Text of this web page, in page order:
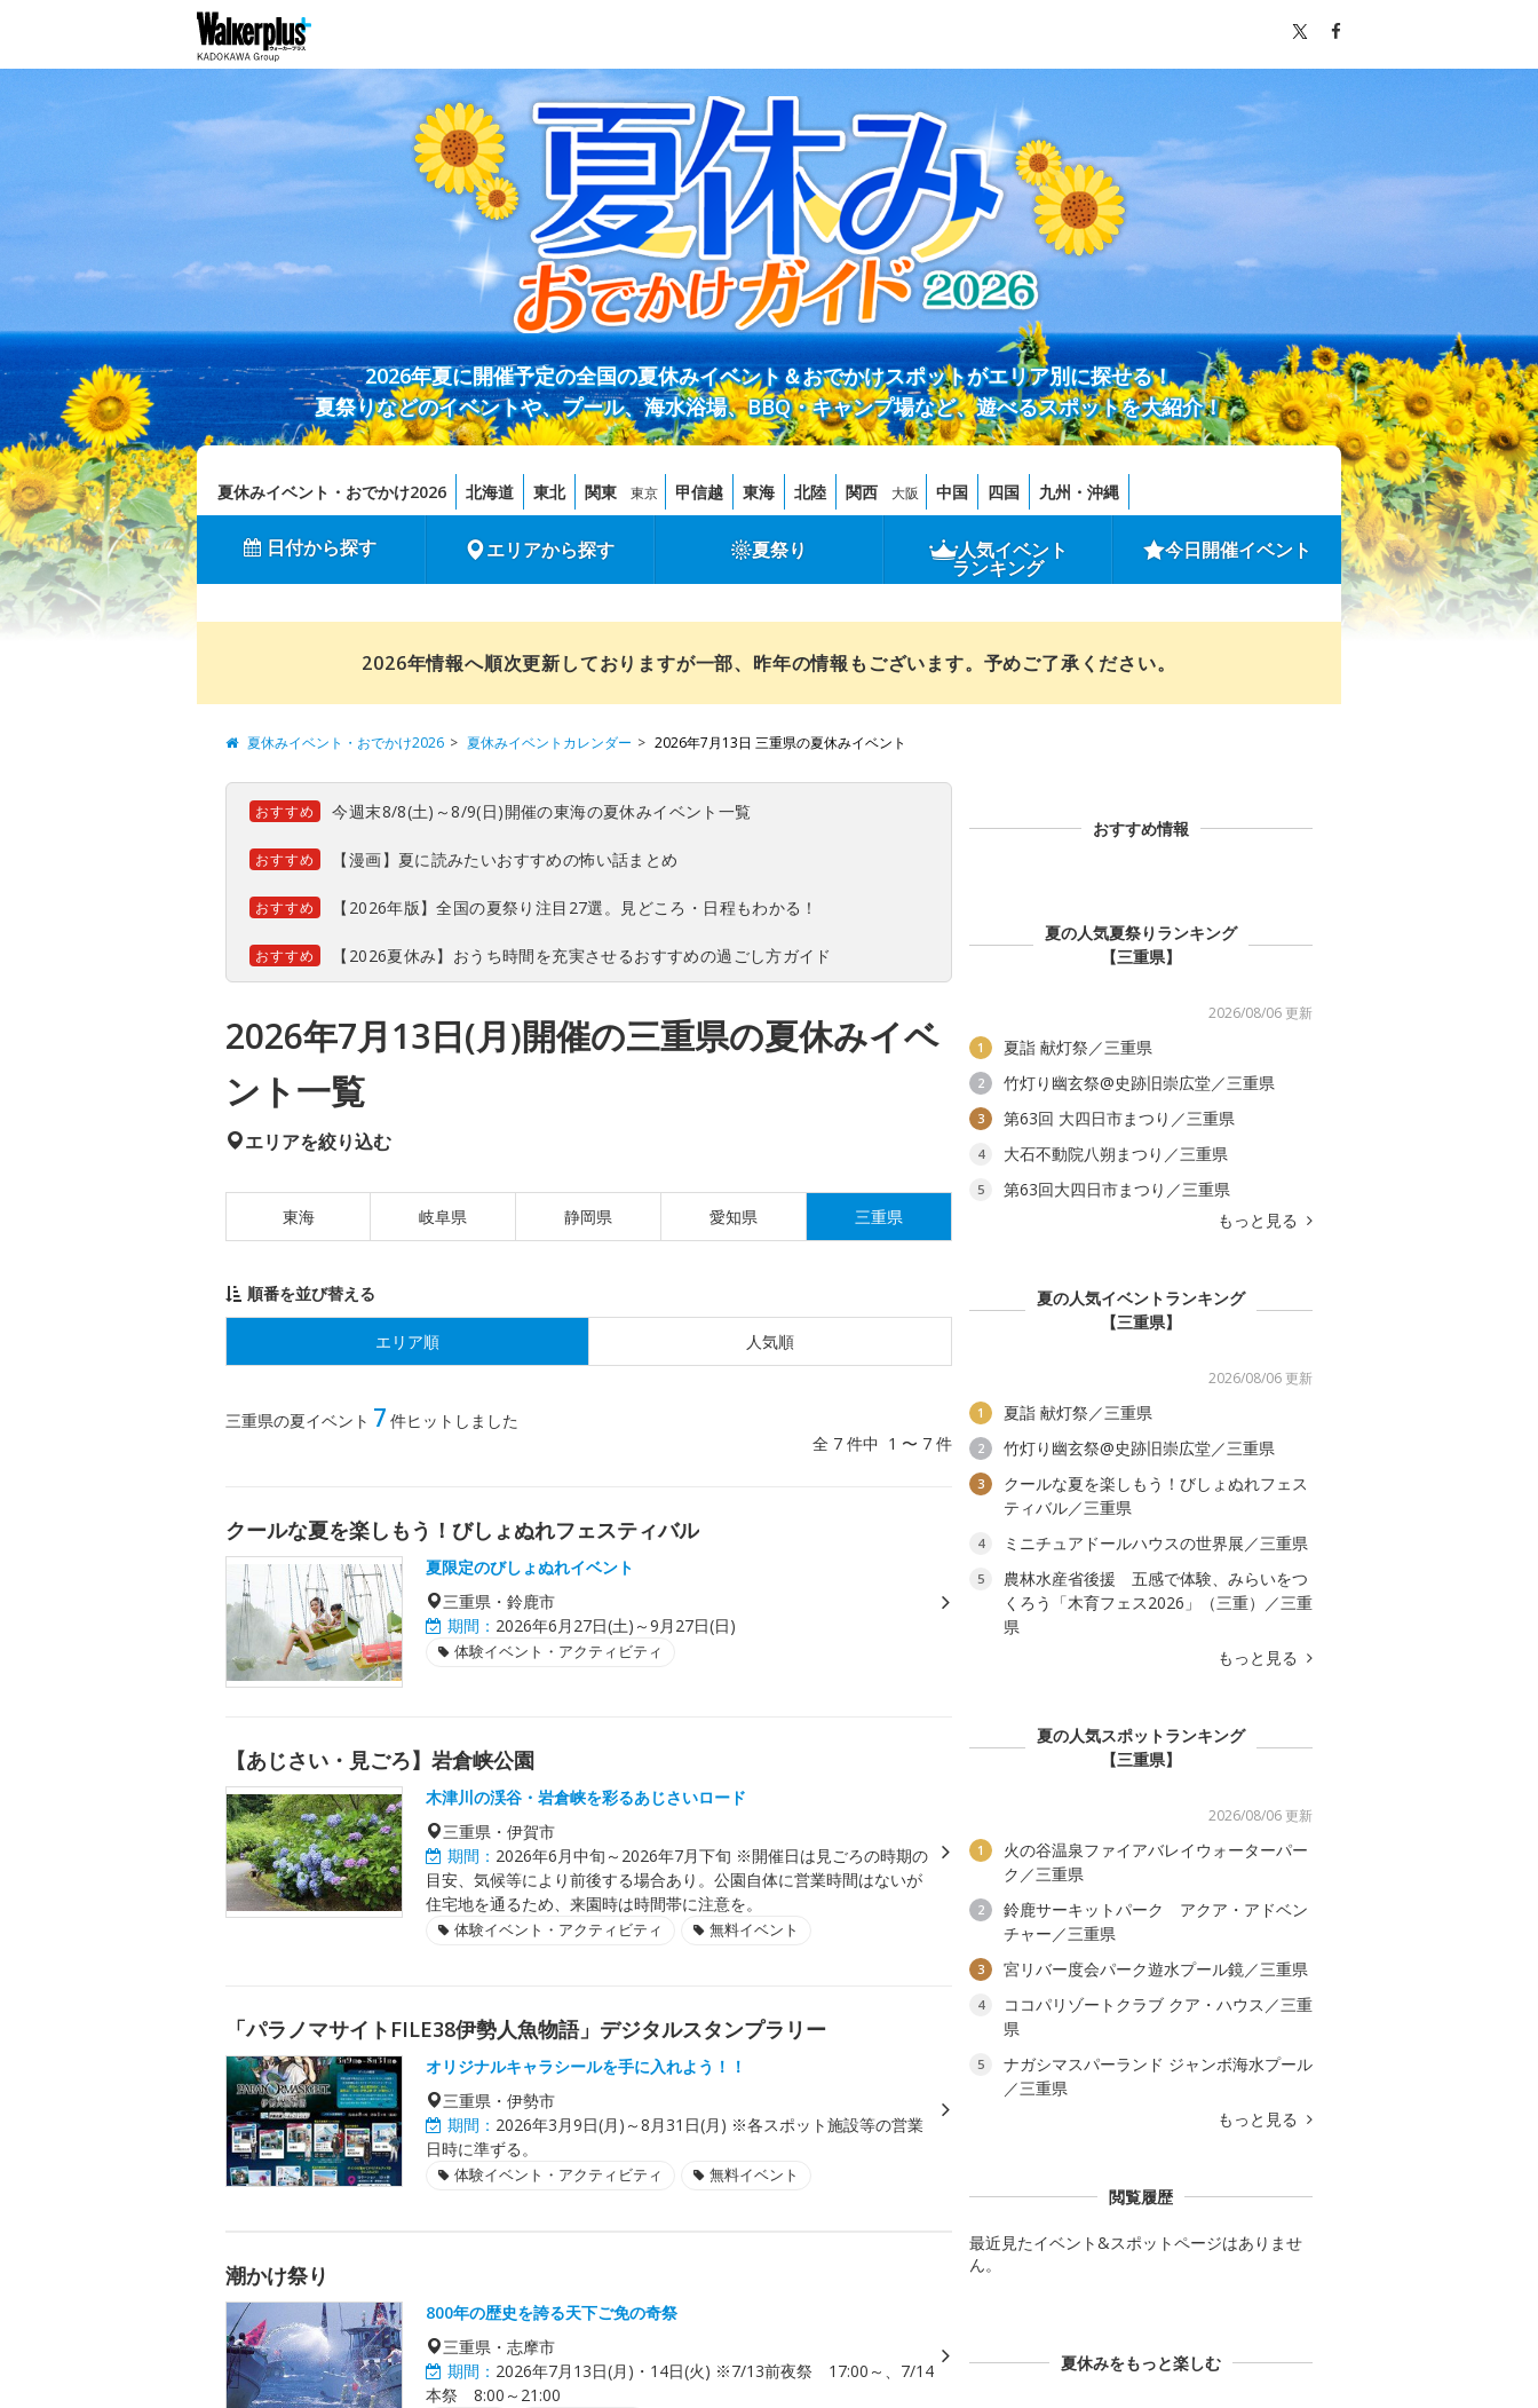
2026年夏に開催予定の全国の夏休みイベント＆おでかけスポットがエリア別に探せる！
夏祭りなどのイベントや、プール、海水浴場、BBQ・キャンプ場など、遊べるスポットを大紹介！
夏休みイベント・おでかけ2026 北海道 東北 関東 東京 甲信越 東海 北陸 関西 大阪 中国 四国 九州・沖縄
日付から探す エリアから探す 夏祭り 人気イベント
ランキング
今日開催イベント
2026年情報へ順次更新しておりますが一部、昨年の情報もございます。予めご了承ください。
夏休みイベント・おでかけ2026 夏休みイベントカレンダー 2026年7月13日 三重県の夏休みイベント
おすすめ 今週末8/8(土)～8/9(日)開催の東海の夏休みイベント一覧
おすすめ 【漫画】夏に読みたいおすすめの怖い話まとめ
おすすめ 【2026年版】全国の夏祭り注目27選。見どころ・日程もわかる！
おすすめ 【2026夏休み】おうち時間を充実させるおすすめの過ごし方ガイド
2026年7月13日(月)開催の三重県の夏休みイベ
ント一覧
エリアを絞り込む
東海 岐阜県 静岡県 愛知県 三重県
順番を並び替える
エリア順 人気順
三重県の夏イベント 7 件ヒットしました
全 7 件中 1 〜 7 件
クールな夏を楽しもう！びしょぬれフェスティバル
夏限定のびしょぬれイベント
三重県・鈴鹿市
期間： 2026年6月27日(土)～9月27日(日)
体験イベント・アクティビティ
【あじさい・見ごろ】岩倉峡公園
木津川の渓谷・岩倉峡を彩るあじさいロード
三重県・伊賀市
期間： 2026年6月中旬～2026年7月下旬 ※開催日は見ごろの時期の
目安、気候等により前後する場合あり。公園自体に営業時間はないが
住宅地を通るため、来園時は時間帯に注意を。
体験イベント・アクティビティ 無料イベント
「パラノマサイトFILE38伊勢人魚物語」デジタルスタンプラリー
オリジナルキャラシールを手に入れよう！！
三重県・伊勢市
期間： 2026年3月9日(月)～8月31日(月) ※各スポット施設等の営業
日時に準ずる。
体験イベント・アクティビティ 無料イベント
潮かけ祭り
800年の歴史を誇る天下ご免の奇祭
三重県・志摩市
期間： 2026年7月13日(月)・14日(火) ※7/13前夜祭 17:00～、7/14
本祭 8:00～21:00
おすすめ情報
夏の人気夏祭りランキング
【三重県】
2026/08/06 更新
1 夏詣 献灯祭／三重県
2 竹灯り幽玄祭@史跡旧崇広堂／三重県
3 第63回 大四日市まつり／三重県
4 大石不動院八朔まつり／三重県
5
第63回大四日市まつり／三重県
もっと見る
夏の人気イベントランキング
【三重県】
2026/08/06 更新
1 夏詣 献灯祭／三重県
2 竹灯り幽玄祭@史跡旧崇広堂／三重県
3
クールな夏を楽しもう！びしょぬれフェス
ティバル／三重県
4 ミニチュアドールハウスの世界展／三重県
5
農林水産省後援 五感で体験、みらいをつ
くろう「木育フェス2026」（三重）／三重
県
もっと見る
夏の人気スポットランキング
【三重県】
2026/08/06 更新
1
火の谷温泉ファイアバレイウォーターパー
ク／三重県
2
鈴鹿サーキットパーク アクア・アドベン
チャー／三重県
3 宮リバー度会パーク遊水プール鏡／三重県
4
ココパリゾートクラブ クア・ハウス／三重
県
5
ナガシマスパーランド ジャンボ海水プール
／三重県
もっと見る
閲覧履歴
最近見たイベント&スポットページはありませ
ん。
夏休みをもっと楽しむ